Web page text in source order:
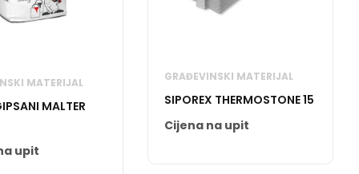
MATERIJAL
MALTER
upit
GRAĐEVINSKI MATERIJAL
SIPOREX THERMOSTONE 15
Cijena na upit